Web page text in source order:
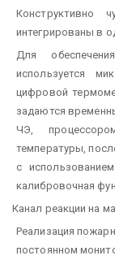
Конструктивно
интегрированы в
Для
используется
цифровой
задаются
ЧЭ,
температуры,
с
калибровочная
Канал реакции на
Реализация
постоянном